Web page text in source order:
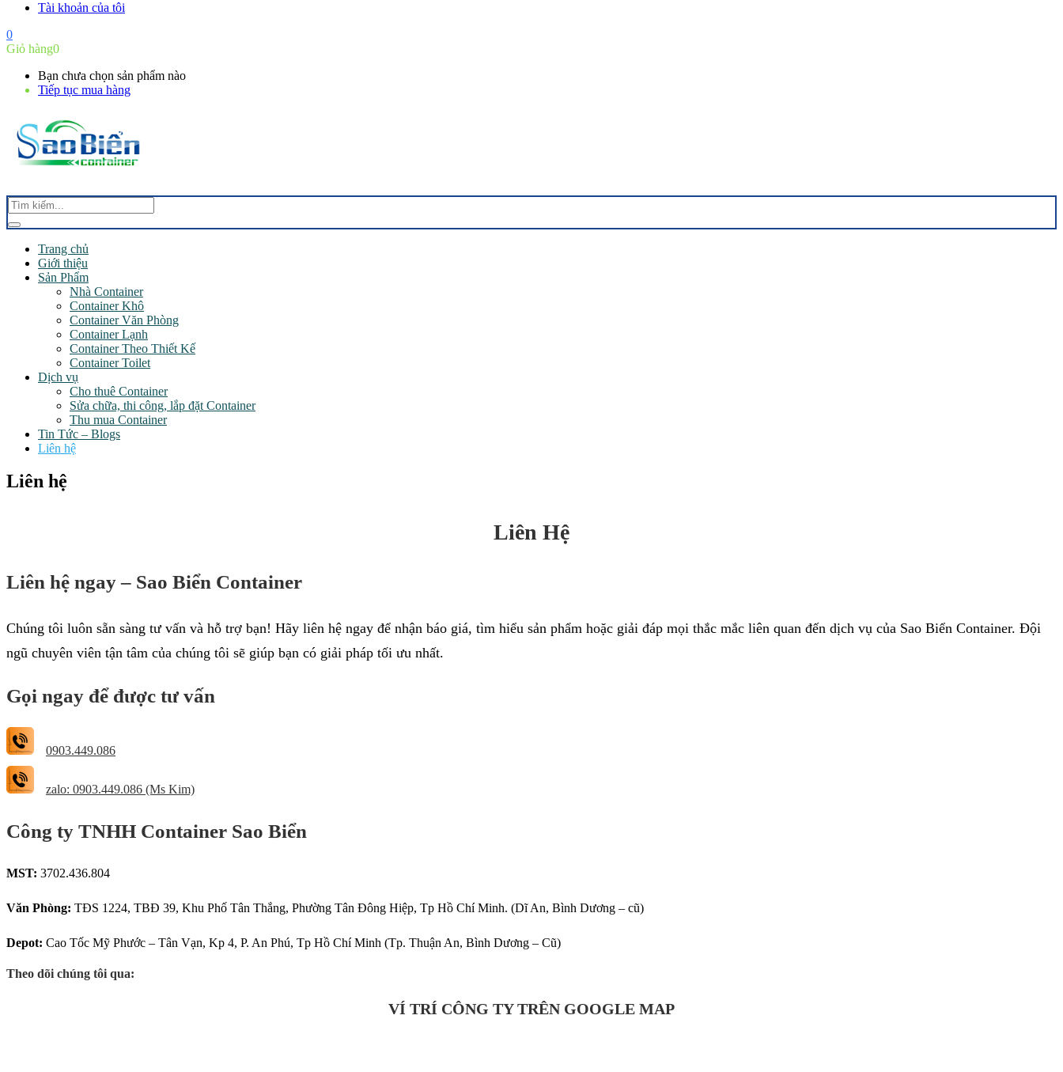
Tài khoản của tôi
0
Giỏ hàng0
Bạn chưa chọn sản phẩm nào
Tiếp tục mua hàng
Trang chủ
Giới thiệu
Sản Phẩm
Nhà Container
Container Khô
Container Văn Phòng
Container Lạnh
Container Theo Thiết Kế
Container Toilet
Dịch vụ
Cho thuê Container
Sửa chữa, thi công, lắp đặt Container
Thu mua Container
Tin Tức – Blogs
Liên hệ
Liên hệ
Liên Hệ
Liên hệ ngay – Sao Biển Container
Chúng tôi luôn sẵn sàng tư vấn và hỗ trợ bạn! Hãy liên hệ ngay để nhận báo giá, tìm hiểu sản phẩm hoặc giải đáp mọi thắc mắc liên quan đến dịch vụ của Sao Biển Container. Đội
ngũ chuyên viên tận tâm của chúng tôi sẽ giúp bạn có giải pháp tối ưu nhất.
Gọi ngay để được tư vấn
0903.449.086
zalo: 0903.449.086 (Ms Kim)
Công ty TNHH Container Sao Biển
MST: 3702.436.804
Văn Phòng: TĐS 1224, TBĐ 39, Khu Phố Tân Thắng, Phường Tân Đông Hiệp, Tp Hồ Chí Minh. (Dĩ An, Bình Dương – cũ)
Depot: Cao Tốc Mỹ Phước – Tân Vạn, Kp 4, P. An Phú, Tp Hồ Chí Minh (Tp. Thuận An, Bình Dương – Cũ)
Theo dõi chúng tôi qua:
VÍ TRÍ CÔNG TY TRÊN GOOGLE MAP